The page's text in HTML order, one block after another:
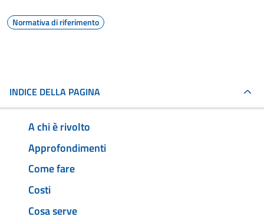
Normativa di riferimento
INDICE DELLA PAGINA
A chi è rivolto
Approfondimenti
Come fare
Costi
Cosa serve